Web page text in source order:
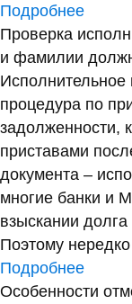
Подробнее
Проверка
и фамилии
Исполнительное
процедура по
задолженности,
приставами
документа –
многие банки и
взыскании
Поэтому
Подробнее
Особенности